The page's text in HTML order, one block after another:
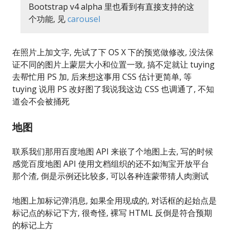
Bootstrap v4 alpha 里也看到有直接支持的这
个功能, 见carousel
在照片上加文字, 先试了下 OS X 下的预览做修改, 没法保
证不同的图片上蒙层大小和位置一致, 搞不定就让 tuying
去帮忙用 PS 加, 后来想这事用 CSS 估计更简单, 等
tuying 说用 PS 改好图了我说我这边 CSS 也调通了, 不知
道会不会被捅死
地图
联系我们那用百度地图 API 来嵌了个地图上去, 写的时候
感觉百度地图 API 使用文档组织的还不如淘宝开放平台
那个渣, 倒是示例还比较多, 可以各种连蒙带猜人肉测试
地图上加标记弹消息, 如果全用现成的, 对话框的起始点是
标记点的标记下方, 很奇怪, 裸写 HTML 反倒是符合预期
的标记上方